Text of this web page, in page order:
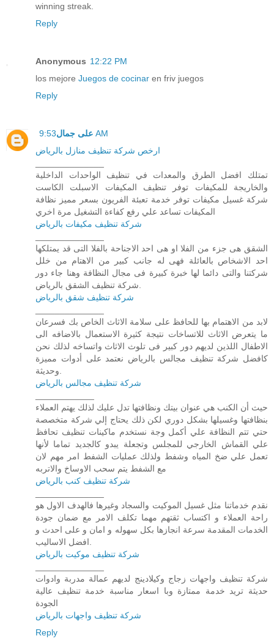
winning streak.
Reply
Anonymous 12:22 PM
los mejore Juegos de cocinar en friv juegos
Reply
على جمال 9:53 AM
ارخص شركة تنظيف منازل بالرياض
تمتلك افضل الطرق والمعدات في تنظيف الواحدات الداخلية
والخاريجة للمكيفات توفر تنظيف المكيفات الاسبلت الكاست
شركة غسيل مكيفات توفر خدمة تعبئة الفريون بسعر مميز نظافة
المكيفات تساعد علي رفع كفاءة التشغيل مرة اخري
شركة تنظيف مكيفات بالرياض
الشقق هى جزء من الفلا او هى احد الاجناحة بالفلا التى قد يمتلكها
احد الاشخاص بالعائلة فهى له جانب كبير من الاهتام من خلل
شركتنا والتى دائما لها خبرة كبيرة فى مجال النظافة وهنا جاء دور
شركة تنظيف شقق بالرياض
لابد من الاهتمام بها للحافظ على سلامة الاثاث الخاص بك فسرعان
ما يتعرض الاثاث للاتساخات نتيجة كثيرة الاستعمال بالاضافه الى
الاطفال اللذين لديهم دور كبير فى تلوث الاثاث واتساخه لذلك نحن
كافضل شركة تنظيف مجالس بالرياض نعتمد على أدوات مميزة
شركة تنظيف مجالس بالرياض
حيث أن الكنب هي عنوان بيتك ونظافتها تدل عليك لذلك يهتم العملاء
بنظافتها وغسيلها بشكل دوري لكن ذلك يحتاج إلي شركة متخصصة
حتي تتم النظافة علي أكمل وجة نستخدم ماكينات تنظيف تحافظ
علي القماش الخارجي للمجلس وتجعلة يبدو كالجديد تماما لأنها
تعمل علي ضخ المياه وشفط ولذلك عمليات الشفط امر مهم لان
مع الشفط يتم سحب الاوساخ والاتربه
شركة تنظيف كنب بالرياض
نقدم خدماتنا مثل غسيل الموكيت والسجاد وغيرها فالهدف الاول هو
راحة العملاء و اكتساب ثقتهم مهما تكلف الامر مع ضمان جودة
الخدمات المقدمة سرعة انجازها بكل سهوله و امان و على احدث و
شركة تنظيف موكيت بالرياض
شركة تنظيف واجهات زجاج وكيلادينج لديهم عمالة مدربة وادوات
حديثة تريد خدمة ممتازة وبا اسعار مناسبة خدمة تنظيف عالية
الجودة
شركة تنظيف واجهات بالرياض
Reply